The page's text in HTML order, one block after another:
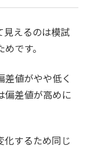
見えるのは模試
です。
値がやや低く
偏差値が高めに
化するため同じ